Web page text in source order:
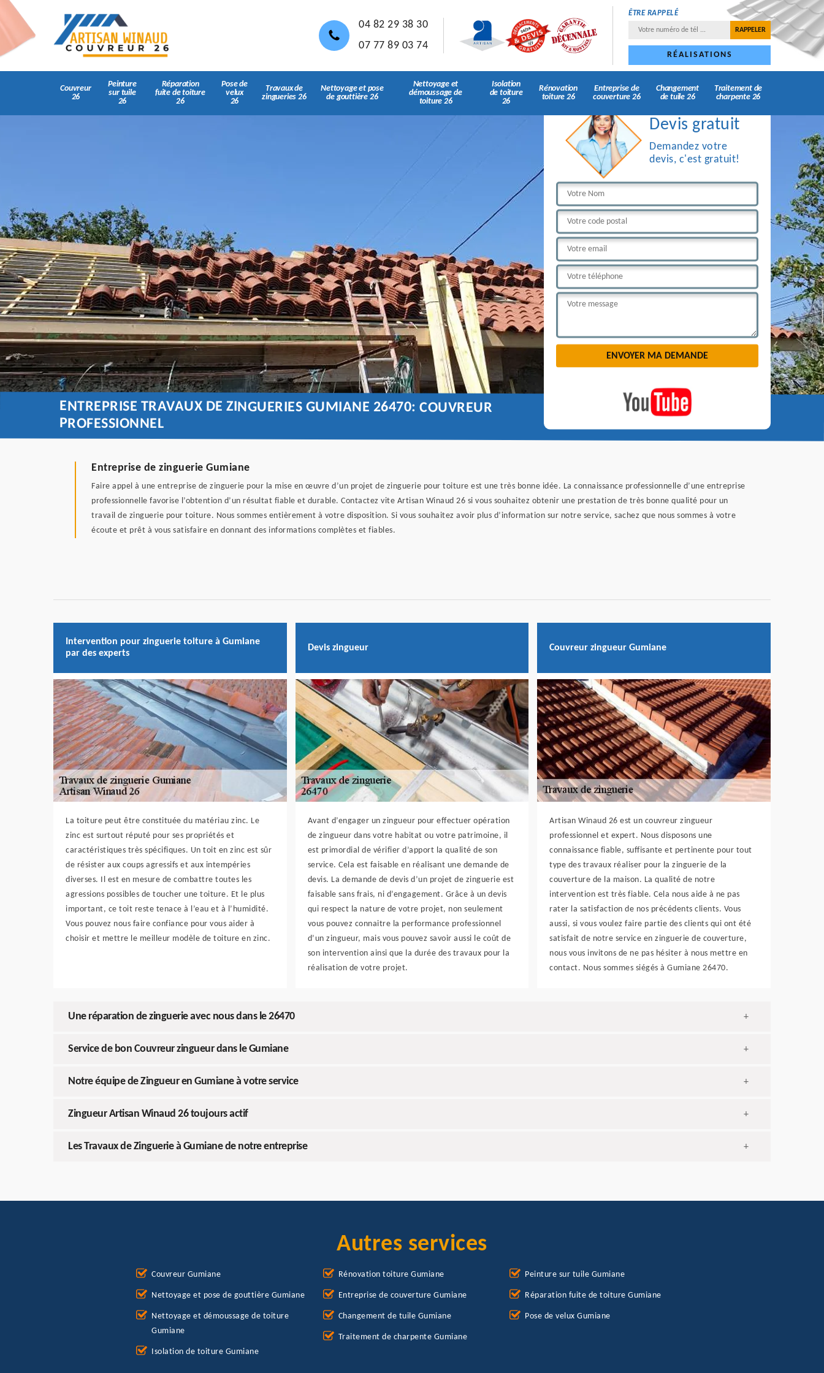
04 82 29 38 30
07 77 89 03 74
ÊTRE RAPPELÉ
RÉALISATIONS
Couvreur
26
Peinture
sur tuile
26
Réparation
fuite de toiture
26
Pose de
velux
26
Travaux de
zingueries 26
Nettoyage et pose
de gouttière 26
Nettoyage et
démoussage de
toiture 26
Isolation
de toiture
26
Rénovation
toiture 26
Entreprise de
couverture 26
Changement
de tuile 26
Traitement de
charpente 26
Devis gratuit
Demandez votre
devis, c'est gratuit!
ENTREPRISE TRAVAUX DE ZINGUERIES GUMIANE 26470: COUVREUR
PROFESSIONNEL
Entreprise de zinguerie Gumiane
Faire appel à une entreprise de zinguerie pour la mise en œuvre d’un projet de zinguerie pour toiture est une très bonne idée. La connaissance professionnelle d’une entreprise
professionnelle favorise l’obtention d’un résultat fiable et durable. Contactez vite Artisan Winaud 26 si vous souhaitez obtenir une prestation de très bonne qualité pour un
travail de zinguerie pour toiture. Nous sommes entièrement à votre disposition. Si vous souhaitez avoir plus d’information sur notre service, sachez que nous sommes à votre
écoute et prêt à vous satisfaire en donnant des informations complètes et fiables.
Intervention pour zinguerie toiture à Gumiane
par des experts
La toiture peut être constituée du matériau zinc. Le
zinc est surtout réputé pour ses propriétés et
caractéristiques très spécifiques. Un toit en zinc est sûr
de résister aux coups agressifs et aux intempéries
diverses. Il est en mesure de combattre toutes les
agressions possibles de toucher une toiture. Et le plus
important, ce toit reste tenace à l’eau et à l’humidité.
Vous pouvez nous faire confiance pour vous aider à
choisir et mettre le meilleur modèle de toiture en zinc.
Devis zingueur
Avant d’engager un zingueur pour effectuer opération
de zingueur dans votre habitat ou votre patrimoine, il
est primordial de vérifier d’apport la qualité de son
service. Cela est faisable en réalisant une demande de
devis. La demande de devis d’un projet de zinguerie est
faisable sans frais, ni d’engagement. Grâce à un devis
qui respect la nature de votre projet, non seulement
vous pouvez connaitre la performance professionnel
d’un zingueur, mais vous pouvez savoir aussi le coût de
son intervention ainsi que la durée des travaux pour la
réalisation de votre projet.
Couvreur zingueur Gumiane
Artisan Winaud 26 est un couvreur zingueur
professionnel et expert. Nous disposons une
connaissance fiable, suffisante et pertinente pour tout
type des travaux réaliser pour la zinguerie de la
couverture de la maison. La qualité de notre
intervention est très fiable. Cela nous aide à ne pas
rater la satisfaction de nos précédents clients. Vous
aussi, si vous voulez faire partie des clients qui ont été
satisfait de notre service en zinguerie de couverture,
nous vous invitons de ne pas hésiter à nous mettre en
contact. Nous sommes siégés à Gumiane 26470.
Une réparation de zinguerie avec nous dans le 26470 +
Service de bon Couvreur zingueur dans le Gumiane +
Notre équipe de Zingueur en Gumiane à votre service +
Zingueur Artisan Winaud 26 toujours actif +
Les Travaux de Zinguerie à Gumiane de notre entreprise +
Autres services
Couvreur Gumiane
Nettoyage et pose de gouttière Gumiane
Nettoyage et démoussage de toiture
Gumiane
Isolation de toiture Gumiane
Rénovation toiture Gumiane
Entreprise de couverture Gumiane
Changement de tuile Gumiane
Traitement de charpente Gumiane
Peinture sur tuile Gumiane
Réparation fuite de toiture Gumiane
Pose de velux Gumiane